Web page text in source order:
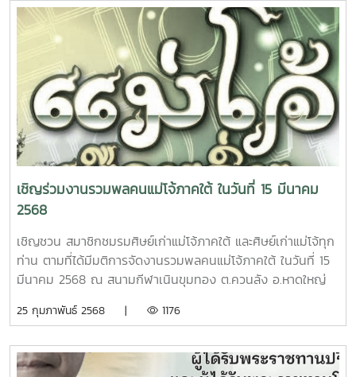
รับผู้จบ ปวส. หรือ เทียบเท่า GPAX 2.00 ขึ้นไป* หลักสูตร 4
และ 5 ปี : รับผู้จบ ม.6 ปวช. กศน. GED หรือ เทียบเท่า GPAX =
ไม่ระบุ/2.00/2.25/2.50/2.75 ขึ้นไปสมัครออนไลน์ : วันที่ 5-25
มีนาคม 2568ชำระเงินค่าสมัคร : ภายในวันที่ 25 มีนาคม 2568
(ก่อนเวลา 22.00 น.)พิมพ์ใบสมัครจากระบบออนไลน์ : วันถัดไป
หลังจากชำระเงินค่าสมัคร จัดส่งใบสมัครให้สมาคมศิษย์เก่าฯ(ทาง
ไปรษณีย์) : ภายในวันที่ 31 มีนาคม 2568ประกาศผลออนไลน์ :
วันที่ 30 เมษายน 2568ชำระเงินค่าเทอม(เหมาจ่าย)ออนไลน์ :*
หลักสูตร 4 ปี เทียบเรียน : วันที่ 1-15 พฤษภาคม 2568*
หลักสูตร 4 และ 5 ปี : วันที่ 6-15 พฤษภาคม 2568 (ยืนยันสิทธิ์
mytcas.com วันที่ 2-3 พฤษภาคม 2568)เปิดภาคเรียนที่
1/2568 : วันที่ 23 มิถุนายน 2568ติดต่อสอบถาม :ข้อมูล
ทั่วไป&การส่งใบสมัคร : สมาคมศิษย์เก่าแม่โจ้ มหาวิทยาลัยแม่โจ้
เลขที่ 63 ม.4 ต.หนองหาร อ.สันทราย จ.เชียงใหม่ 50290
โทรศัพท์ 0 5387 8140 โทรสาร 0 5387 8140 (วันจันทร์-ศุกร์
https://www.facebook.com/maejoalumniassociation...เกี่ยว
สำนักบริหารและพัฒนาวิชาการ โทรศัพท์ 0 5387 3460 (วัน
จันทร์-ศุกร์ 08.30-16.30 น.)อ่านประกาศของสมาคมศิษย์เก่าแม่
เชิญร่วมงานรวมพลคนแม่โจ้ภาคใต้ ในวันที่ 15 มีนาคม
2568
เชิญชวน สมาชิกชมรมศิษย์เก่าแม่โจ้ภาคใต้ และศิษย์เก่าแม่โจ้ทุก
ท่าน ตามที่ได้มีมติการจัดงานรวมพลคนแม่โจ้ภาคใต้ ในวันที่ 15
มีนาคม 2568 ณ สนามกีฬาเนินขุมทอง ต.ควนลัง อ.หาดใหญ่
ร่วมกิจกรรม และสามารถให้การสนับสนุนการจัดกิจกรรมดัง
บัญชีนายครรชิต สืบชนะ (ประธานชมรมศิษย์เก่าแม่โจ้สงขลา
25 กุมภาพันธ์ 2568 | 1176